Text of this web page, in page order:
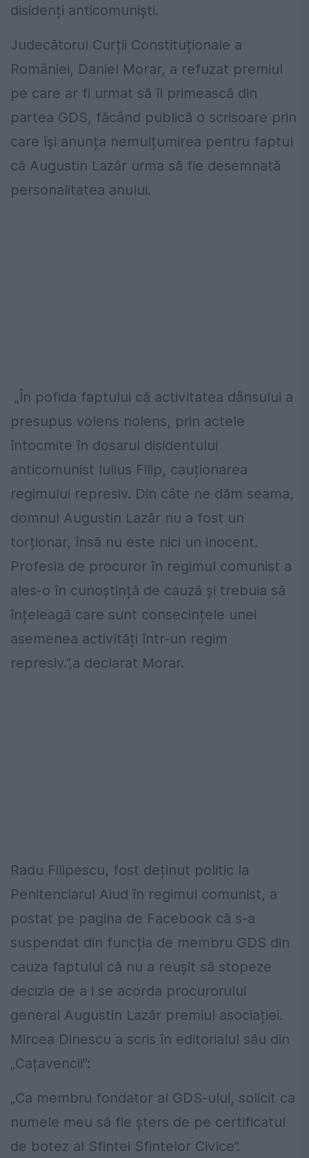
disidenți anticomuniști.
Judecătorul Curții Constituționale a
României, Daniel Morar, a refuzat premiul
pe care ar fi urmat să îl primească din
partea GDS, făcând publică o scrisoare prin
care își anunța nemulțumirea pentru faptul
că Augustin Lazăr urma să fie desemnată
personalitatea anului.
„În pofida faptului că activitatea dânsului a
presupus volens nolens, prin actele
întocmite în dosarul disidentului
anticomunist Iulius Filip, cauționarea
regimului represiv. Din câte ne dăm seama,
domnul Augustin Lazăr nu a fost un
torționar, însă nu este nici un inocent.
Profesia de procuror în regimul comunist a
ales-o în cunoștință de cauză și trebuia să
înțeleagă care sunt consecințele unei
asemenea activități într-un regim
represiv.”,a declarat Morar.
Radu Filipescu, fost deținut politic la
Penitenciarul Aiud în regimul comunist, a
postat pe pagina de Facebook că s-a
suspendat din funcția de membru GDS din
cauza faptului că nu a reușit să stopeze
decizia de a i se acorda procurorului
general Augustin Lazăr premiul asociației.
Mircea Dinescu a scris în editorialul său din
„Cațavencii”:
„Ca membru fondator al GDS-ului, solicit ca
numele meu să fie șters de pe certificatul
de botez al Sfintei Sfintelor Civice”.